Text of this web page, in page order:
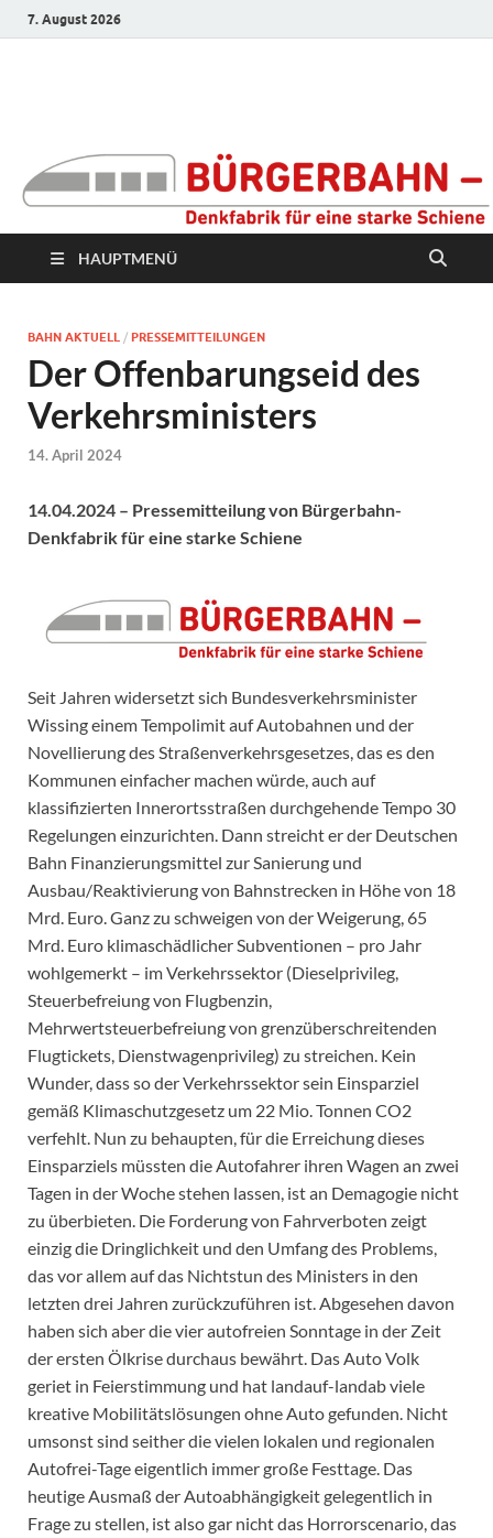
7. August 2026
Denkfabrik für eine
starke Schiene
HAUPTMENÜ
BAHN AKTUELL / PRESSEMITTEILUNGEN
Der Offenbarungseid des
Verkehrsministers
14. April 2024
14.04.2024 – Pressemitteilung von Bürgerbahn-
Denkfabrik für eine starke Schiene
Seit Jahren widersetzt sich Bundesverkehrsminister
Wissing einem Tempolimit auf Autobahnen und der
Novellierung des Straßenverkehrsgesetzes, das es den
Kommunen einfacher machen würde, auch auf
klassifizierten Innerortsstraßen durchgehende Tempo 30
Regelungen einzurichten. Dann streicht er der Deutschen
Bahn Finanzierungsmittel zur Sanierung und
Ausbau/Reaktivierung von Bahnstrecken in Höhe von 18
Mrd. Euro. Ganz zu schweigen von der Weigerung, 65
Mrd. Euro klimaschädlicher Subventionen – pro Jahr
wohlgemerkt – im Verkehrssektor (Dieselprivileg,
Steuerbefreiung von Flugbenzin,
Mehrwertsteuerbefreiung von grenzüberschreitenden
Flugtickets, Dienstwagenprivileg) zu streichen. Kein
Wunder, dass so der Verkehrssektor sein Einsparziel
gemäß Klimaschutzgesetz um 22 Mio. Tonnen CO2
verfehlt. Nun zu behaupten, für die Erreichung dieses
Einsparziels müssten die Autofahrer ihren Wagen an zwei
Tagen in der Woche stehen lassen, ist an Demagogie nicht
zu überbieten. Die Forderung von Fahrverboten zeigt
einzig die Dringlichkeit und den Umfang des Problems,
das vor allem auf das Nichtstun des Ministers in den
letzten drei Jahren zurückzuführen ist. Abgesehen davon
haben sich aber die vier autofreien Sonntage in der Zeit
der ersten Ölkrise durchaus bewährt. Das Auto Volk
geriet in Feierstimmung und hat landauf-landab viele
kreative Mobilitätslösungen ohne Auto gefunden. Nicht
umsonst sind seither die vielen lokalen und regionalen
Autofrei-Tage eigentlich immer große Festtage. Das
heutige Ausmaß der Autoabhängigkeit gelegentlich in
Frage zu stellen, ist also gar nicht das Horrorscenario, das